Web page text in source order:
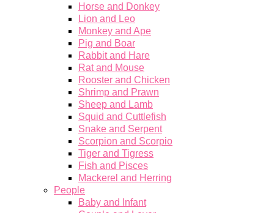
Horse and Donkey
Lion and Leo
Monkey and Ape
Pig and Boar
Rabbit and Hare
Rat and Mouse
Rooster and Chicken
Shrimp and Prawn
Sheep and Lamb
Squid and Cuttlefish
Snake and Serpent
Scorpion and Scorpio
Tiger and Tigress
Fish and Pisces
Mackerel and Herring
People
Baby and Infant